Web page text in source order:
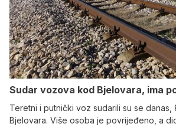
Sudar vozova kod Bjelovara, ima
Teretni i putnički voz sudarili su se danas,
Bjelovara. Više osoba je povrijeđeno, a